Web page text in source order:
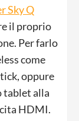
Sky Q
il proprio
Per farlo
come
oppure
tablet alla
HDMI.